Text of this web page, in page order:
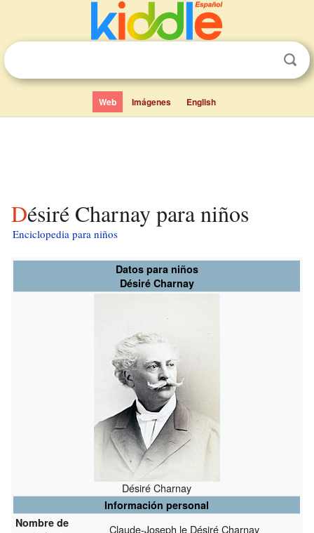
Web Imágenes English
Désiré Charnay para niños
Enciclopedia para niños
Datos para niños
Désiré Charnay
Désiré Charnay
Información personal
Nombre de
Claude-Joseph le Désiré Charnay